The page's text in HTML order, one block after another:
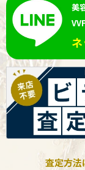
美
査定方法